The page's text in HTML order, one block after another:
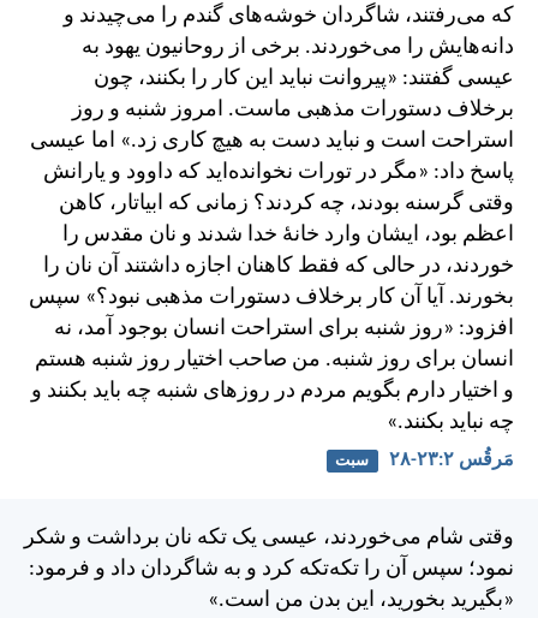
كه می‌رفتند، شاگردان خوشه‌های گندم را می‌چيدند و
دانه‌هايش را می‌خوردند. برخی از روحانيون يهود به
عيسی گفتند: «پيروانت نبايد اين كار را بكنند، چون
برخلاف دستورات مذهبی ماست. امروز شنبه و روز
استراحت است و نبايد دست به هيچ كاری زد.» اما عيسی
پاسخ داد: «مگر در تورات نخوانده‌ايد كه داوود و يارانش
وقتی گرسنه بودند، چه كردند؟ زمانی كه ابياتار، كاهن
اعظم بود، ايشان وارد خانهٔ خدا شدند و نان مقدس را
خوردند، در حالی که فقط كاهنان اجازه داشتند آن نان را
بخورند. آيا آن كار برخلاف دستورات مذهبی نبود؟» سپس
افزود: «روز شنبه برای استراحت انسان بوجود آمد، نه
انسان برای روز شنبه. من صاحب اختيار روز شنبه هستم
و اختيار دارم بگويم مردم در روزهای شنبه چه بايد بكنند و
چه نبايد بكنند.»
مَرقُس ۲:‏۲۳-‏۲۸ سبت
وقتی شام می‌خوردند، عيسی يک تكه نان برداشت و شكر
نمود؛ سپس آن را تكه‌تكه كرد و به شاگردان داد و فرمود:
«بگيريد بخوريد، اين بدن من است.»